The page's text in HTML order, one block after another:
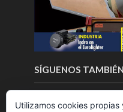
SÍGUENOS TAMBIÉN
Utilizamos cookies